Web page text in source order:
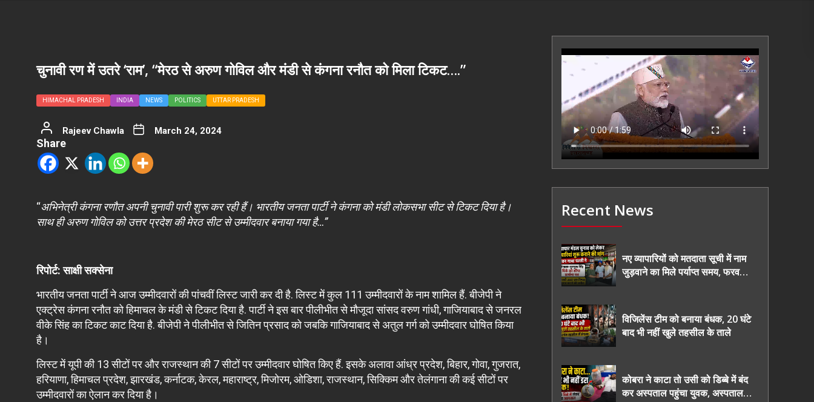
चुनावी रण में उतरे ‘राम’, “मेरठ से अरुण गोविल और मंडी से कंगना रनौत को मिला टिकट….”
HIMACHAL PRADESH INDIA NEWS POLITICS UTTAR PRADESH
Rajeev Chawla March 24, 2024
Share
“अभिनेत्री कंगना रणौत अपनी चुनावी पारी शुरू कर रही हैं। भारतीय जनता पार्टी ने कंगना को मंडी लोकसभा सीट से टिकट दिया है।
साथ ही अरुण गोविल को उत्तर प्रदेश की मेरठ सीट से उम्मीदवार बनाया गया है…”
रिपोर्ट: साक्षी सक्सेना
भारतीय जनता पार्टी ने आज उम्मीदवारों की पांचवीं लिस्ट जारी कर दी है. लिस्ट में कुल 111 उम्मीदवारों के नाम शामिल हैं. बीजेपी ने
एक्ट्रेस कंगना रनौत को हिमाचल के मंडी से टिकट दिया है. पार्टी ने इस बार पीलीभीत से मौजूदा सांसद वरुण गांधी, गाजियाबाद से जनरल
वीके सिंह का टिकट काट दिया है. बीजेपी ने पीलीभीत से जितिन प्रसाद को जबकि गाजियाबाद से अतुल गर्ग को उम्मीदवार घोषित किया
है।
लिस्ट में यूपी की 13 सीटों पर और राजस्थान की 7 सीटों पर उम्मीदवार घोषित किए हैं. इसके अलावा आंध्र प्रदेश, बिहार, गोवा, गुजरात,
हरियाणा, हिमाचल प्रदेश, झारखंड, कर्नाटक, केरल, महाराष्ट्र, मिजोरम, ओडिशा, राजस्थान, सिक्किम और तेलंगाना की कई सीटों पर
उम्मीदवारों का ऐलान कर दिया है।
Recent News
नए व्यापारियों को मतदाता सूची में नाम
जुड़वाने का मिले पर्याप्त समय, फरवरी
विजिलेंस टीम को बनाया बंधक, 20 घंटे
बाद भी नहीं खुले तहसील के ताले
कोबरा ने काटा तो उसी को डिब्बे में बंद
कर अस्पताल पहुंचा युवक, अस्पताल में